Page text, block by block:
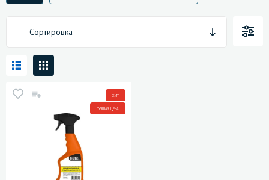
Сортировка
ХИТ
ЛУЧШАЯ ЦЕНА